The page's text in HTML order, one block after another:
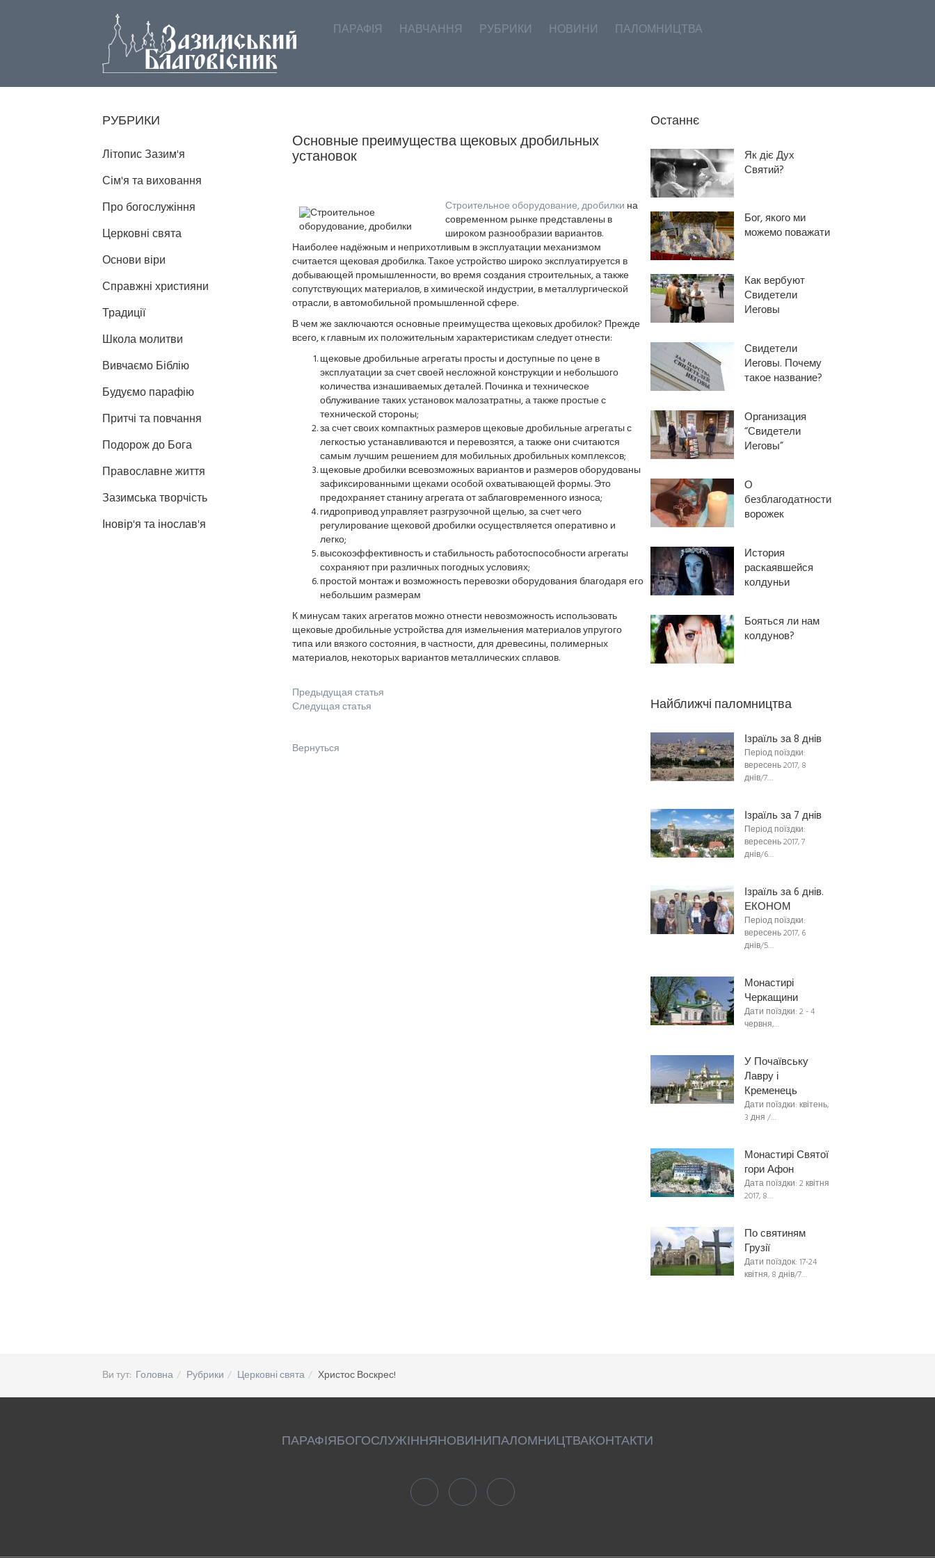
ПАРАФІЯ НАВЧАННЯ РУБРИКИ НОВИНИ ПАЛОМНИЦТВА
Основные преимущества щековых дробильных
установок
Строительное оборудование, дробилки на
современном рынке представлены в
широком разнообразии вариантов.
Наиболее надёжным и неприхотливым в эксплуатации механизмом
считается щековая дробилка. Такое устройство широко эксплуатируется в
добывающей промышленности, во время создания строительных, а также
сопутствующих материалов, в химической индустрии, в металлургической
отрасли, в автомобильной промышленной сфере.
В чем же заключаются основные преимущества щековых дробилок? Прежде
всего, к главным их положительным характеристикам следует отнести:
щековые дробильные агрегаты просты и доступные по цене в
эксплуатации за счет своей несложной конструкции и небольшого
количества изнашиваемых деталей. Починка и техническое
облуживание таких установок малозатратны, а также простые с
технической стороны;
за счет своих компактных размеров щековые дробильные агрегаты с
легкостью устанавливаются и перевозятся, а также они считаются
самым лучшим решением для мобильных дробильных комплексов;
щековые дробилки всевозможных вариантов и размеров оборудованы
зафиксированными щеками особой охватывающей формы. Это
предохраняет станину агрегата от заблаговременного износа;
гидропривод управляет разгрузочной щелью, за счет чего
регулирование щековой дробилки осуществляется оперативно и
легко;
высокоэффективность и стабильность работоспособности агрегаты
сохраняют при различных погодных условиях;
простой монтаж и возможность перевозки оборудования благодаря его
небольшим размерам
К минусам таких агрегатов можно отнести невозможность использовать
щековые дробильные устройства для измельчения материалов упругого
типа или вязкого состояния, в частности, для древесины, полимерных
материалов, некоторых вариантов металлических сплавов.
Предыдущая статья
Следущая статья
Вернуться
РУБРИКИ
Літопис Зазим'я
Сім'я та виховання
Про богослужіння
Церковні свята
Основи віри
Справжні християни
Традиції
Школа молитви
Вивчаємо Біблію
Будуємо парафію
Притчі та повчання
Подорож до Бога
Православне життя
Зазимська творчість
Іновір'я та інослав'я
Останнє
Як діє Дух
Святий?
Бог, якого ми
можемо поважати
Как вербуют
Свидетели
Иеговы
Свидетели
Иеговы. Почему
такое название?
Организация
“Свидетели
Иеговы”
О
безблагодатности
ворожек
История
раскаявшейся
колдуньи
Бояться ли нам
колдунов?
Найближчі паломництва
Ізраїль за 8 днів
Період поїздки:
вересень 2017, 8
днів/7…
Ізраїль за 7 днів
Період поїздки:
вересень 2017, 7
днів/6…
Ізраїль за 6 днів.
ЕКОНОМ
Період поїздки:
вересень 2017, 6
днів/5…
Монастирі
Черкащини
Дати поїздки: 2 - 4
червня,…
У Почаївську
Лавру і
Кременець
Дати поїздки: квітень,
3 дня /…
Монастирі Святої
гори Афон
Дата поїздки: 2 квітня
2017, 8…
По святиням
Грузії
Дати поїздок: 17-24
квітня, 8 днів/7…
Ви тут: Головна Рубрики Церковні свята Христос Воскрес!
ПАРАФІЯБОГОСЛУЖІННЯНОВИНИПАЛОМНИЦТВАКОНТАКТИ